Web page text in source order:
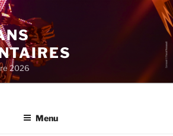
2026
Menu